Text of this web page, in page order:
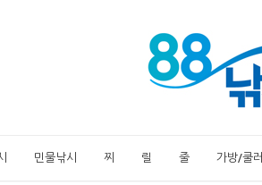
민물낚시 찌 릴 줄 가방/쿨러